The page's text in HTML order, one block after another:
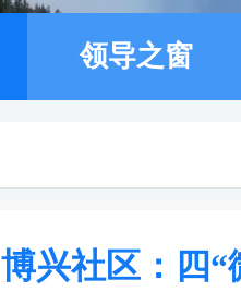
领导之窗
博兴社区：四“